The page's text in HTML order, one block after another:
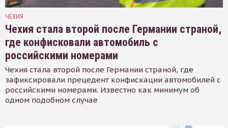
ЧЕХИЯ
Чехия стала второй после Германии страной,
где конфисковали автомобиль с
российскими номерами
Чехия стала второй после Германии страной, где
зафиксировали прецедент конфискации автомобилей с
российскими номерами. Известно как минимум об
одном подобном случае